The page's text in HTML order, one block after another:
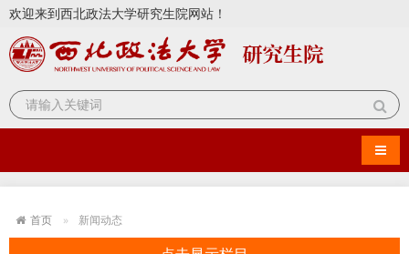
欢迎来到西北政法大学研究生院网站！
导航
首页 新闻动态